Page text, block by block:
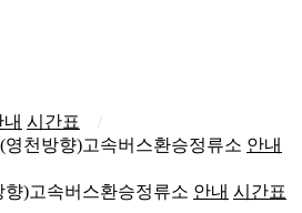
내 시간표
천방향)고속버스환승정류소 안내
)고속버스환승정류소 안내 시간표